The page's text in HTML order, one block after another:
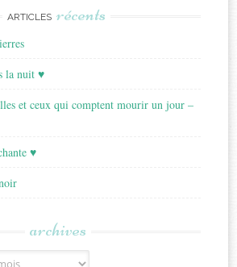
ARTICLES récents
la nuit ♥
et ceux qui comptent mourir un jour –
♥
archives